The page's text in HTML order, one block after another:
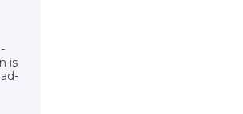
is